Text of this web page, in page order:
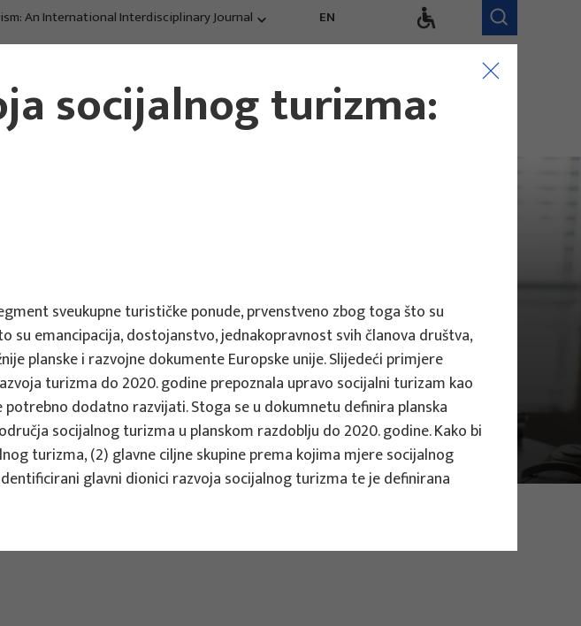
An International Interdisciplinary Journal EN
strategije,
Konkurentnost,
trendovi, evaluacija
Istraživački tim
Naši zaposlenici
socijalnog turizma:
sveukupne turističke ponude, prvenstveno zbog toga što su
emancipacija, dostojanstvo, jednakopravnost svih članova društva,
planske i razvojne dokumente Europske unije. Slijedeći primjere
turizma do 2020. godine prepoznala upravo socijalni turizam kao
dodatno razvijati. Stoga se u dokumnetu definira planska
socijalnog turizma u planskom razdoblju do 2020. godine. Kako bi
turizma, (2) glavne ciljne skupine prema kojima mjere socijalnog
glavni dionici razvoja socijalnog turizma te je definirana